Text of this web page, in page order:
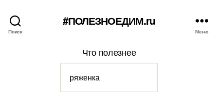
Поиск
#ПОЛЕЗНОЕДИМ.ru
Меню
Что полезнее